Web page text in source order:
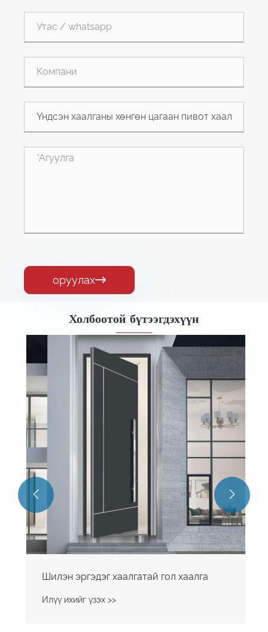
оруулах
Холбоотой бүтээгдэхүүн
Шилэн эргэдэг хаалгатай гол хаалга
Илүү ихийг үзэх >>
 